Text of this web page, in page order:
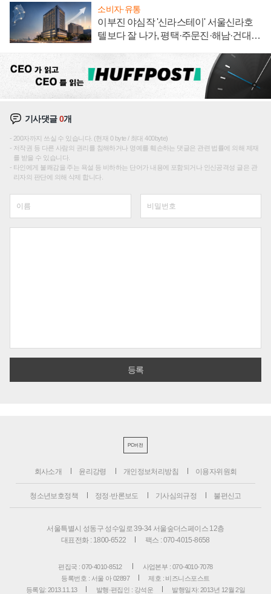
소비자·유통
이부진 야심작 '신라스테이' 서울신라호
텔보다 잘 나가, 평택·주문진·해남·건대로
기사댓글0개
200자까지 쓰실 수 있습니다. (현재 0 byte / 최대 400byte)
저작권 등 다른 사람의 권리를 침해하거나 명예를 훼손하는 댓글은 관련 법률에 의해 제재
를 받을 수 있습니다.
타인에게 불쾌감을 주는 욕설 등 비하하는 단어가 내용에 포함되거나 인신공격성 글은 관
리자의 판단에 의해 삭제 합니다.
PC버전
회사소개 윤리강령 개인정보처리방침 이용자위원회
청소년보호정책 정정·반론보도 기사심의규정 불편신고
서울특별시 성동구 성수일로 39-34 서울숲더스페이스 12층
대표전화 : 1800-6522
팩스 : 070-4015-8658
편집국 : 070-4010-8512
사업본부 : 070-4010-7078
등록번호 : 서울 아 02897
제호 : 비즈니스포스트
등록일: 2013.11.13
발행·편집인 : 강석운 발행일자: 2013년 12월 2일